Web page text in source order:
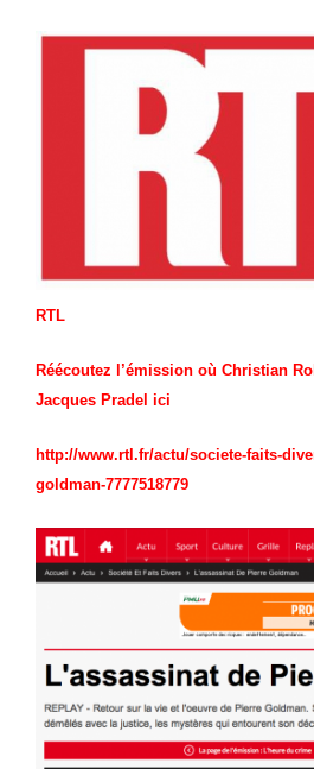
RTL
Réécoutez l’émission où Christian
Jacques Pradel ici
http://www.rtl.fr/actu/societe-faits-
goldman-7777518779